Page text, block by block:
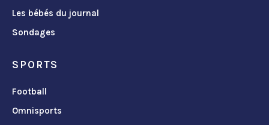
Les bébés du journal
Sondages
SPORTS
Football
Omnisports